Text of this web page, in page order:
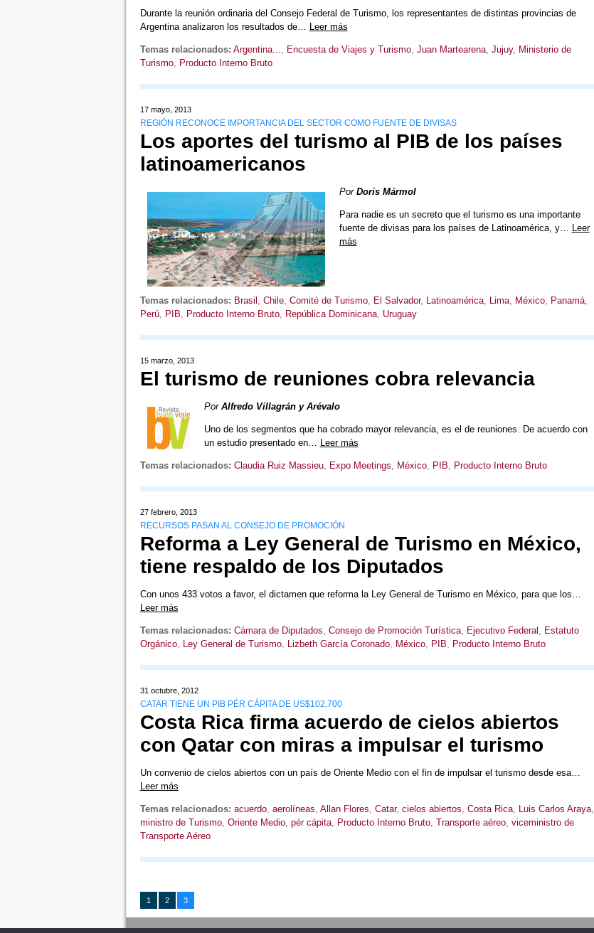
Durante la reunión ordinaria del Consejo Federal de Turismo, los representantes de distintas provincias de
Argentina analizaron los resultados de… Leer más
Temas relacionados: Argentina..., Encuesta de Viajes y Turismo, Juan Martearena, Jujuy, Ministerio de
Turismo, Producto Interno Bruto
17 mayo, 2013
REGIÓN RECONOCE IMPORTANCIA DEL SECTOR COMO FUENTE DE DIVISAS
Los aportes del turismo al PIB de los países
latinoamericanos
Por Doris Mármol
Para nadie es un secreto que el turismo es una importante
fuente de divisas para los países de Latinoamérica, y… Leer
más
Temas relacionados: Brasil , Chile, Comité de Turismo, El Salvador, Latinoamérica, Lima, México, Panamá,
Perú, PIB, Producto Interno Bruto, República Dominicana, Uruguay
15 marzo, 2013
El turismo de reuniones cobra relevancia
Por Alfredo Villagrán y Arévalo
Uno de los segmentos que ha cobrado mayor relevancia, es el de reuniones. De acuerdo con
un estudio presentado en… Leer más
Temas relacionados: Claudia Ruiz Massieu, Expo Meetings, México, PIB, Producto Interno Bruto
27 febrero, 2013
RECURSOS PASAN AL CONSEJO DE PROMOCIÓN
Reforma a Ley General de Turismo en México,
tiene respaldo de los Diputados
Con unos 433 votos a favor, el dictamen que reforma la Ley General de Turismo en México, para que los…
Leer más
Temas relacionados: Cámara de Diputados, Consejo de Promoción Turística, Ejecutivo Federal , Estatuto
Orgánico, Ley General de Turismo, Lizbeth García Coronado, México, PIB, Producto Interno Bruto
31 octubre, 2012
CATAR TIENE UN PIB PÉR CÁPITA DE US$102,700
Costa Rica firma acuerdo de cielos abiertos
con Qatar con miras a impulsar el turismo
Un convenio de cielos abiertos con un país de Oriente Medio con el fin de impulsar el turismo desde esa…
Leer más
Temas relacionados: acuerdo, aerolíneas, Allan Flores, Catar, cielos abiertos, Costa Rica, Luis Carlos Araya,
ministro de Turismo, Oriente Medio, pér cápita, Producto Interno Bruto, Transporte aéreo, viceministro de
Transporte Aéreo
1 2 3